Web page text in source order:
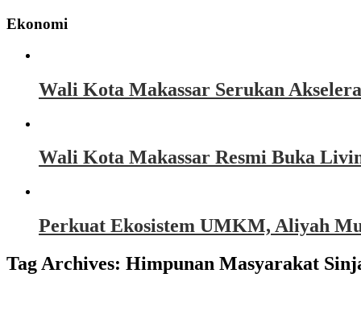
Ekonomi
Wali Kota Makassar Serukan
Wali Kota Makassar Resmi Buka
Perkuat Ekosistem UMKM, Aliyah
Tag Archives: Himpunan Masyarakat